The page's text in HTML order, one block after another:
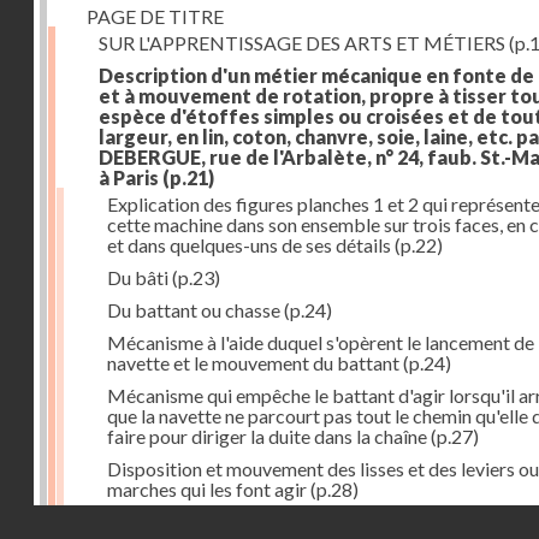
PAGE DE TITRE
SUR L'APPRENTISSAGE DES ARTS ET MÉTIERS
Description d'un métier mécanique en fonte
et à mouvement de rotation, propre à tisser
espèce d'étoffes simples ou croisées et de
largeur, en lin, coton, chanvre, soie, laine, etc.
DEBERGUE, rue de l'Arbalète, n° 24, faub. St.-
à Paris (p.21)
Explication des figures planches 1 et 2 qui
cette machine dans son ensemble sur trois faces, en
et dans quelques-uns de ses détails (p.22)
Du bâti(p.23)
Du battant ou chasse(p.24)
Mécanisme à l'aide duquel s'opèrent le lancement de
navette et le mouvement du battant(p.24)
Mécanisme qui empêche le battant d'agir lorsqu'il
que la navette ne parcourt pas tout le chemin qu'elle
faire pour diriger la duite dans la chaîne(p.27)
Disposition et mouvement des lisses et des leviers ou
marches qui les font agir(p.28)